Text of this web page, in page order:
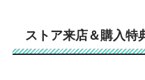
ストア来店＆購⼊特